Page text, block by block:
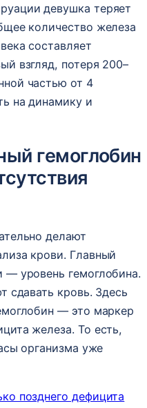
девушка теряет
количество железа
составляет
взгляд, потеря 200–
частью от 4
на динамику и
гемоглобин
делают
крови. Главный
— уровень гемоглобина.
сдавать кровь. Здесь
— это маркер
железа. То есть,
организма уже
позднего дефицита